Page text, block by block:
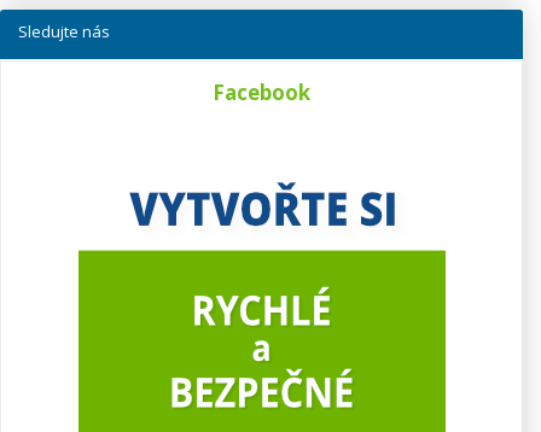
Sledujte nás
Facebook